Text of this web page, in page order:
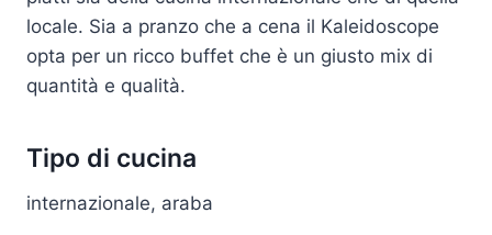
locale. Sia a pranzo che a cena il Kaleidoscope
opta per un ricco buffet che è un giusto mix di
quantità e qualità.
Tipo di cucina
internazionale, araba